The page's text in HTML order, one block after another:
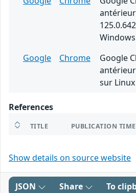
Google
Chrome
Google
sur Linux
References
TITLE PUBLICATION TIME
Show details on source website
JSON Share To